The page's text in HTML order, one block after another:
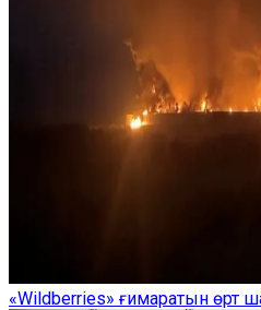
«Wildberries» ғимаратын өрт